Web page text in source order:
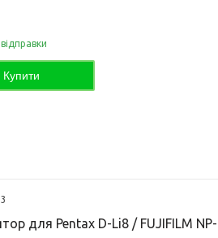
Купити
для Pentax D-Li8 / FUJIFILM